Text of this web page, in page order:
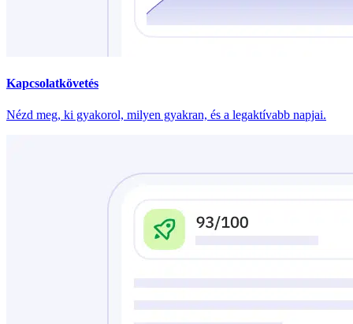
Kapcsolatkövetés
Nézd meg, ki gyakorol, milyen gyakran, és a legaktívabb napjai.